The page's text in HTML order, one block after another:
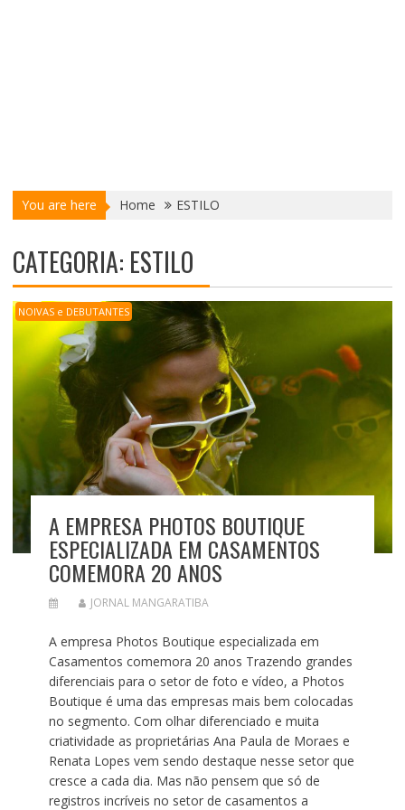
You are here Home ESTILO
CATEGORIA: ESTILO
NOIVAS e DEBUTANTES
A EMPRESA PHOTOS BOUTIQUE
ESPECIALIZADA EM CASAMENTOS
COMEMORA 20 ANOS
JORNAL MANGARATIBA
A empresa Photos Boutique especializada em
Casamentos comemora 20 anos Trazendo grandes
diferenciais para o setor de foto e vídeo, a Photos
Boutique é uma das empresas mais bem colocadas
no segmento. Com olhar diferenciado e muita
criatividade as proprietárias Ana Paula de Moraes e
Renata Lopes vem sendo destaque nesse setor que
cresce a cada dia. Mas não pensem que só de
registros incríveis no setor de casamentos a